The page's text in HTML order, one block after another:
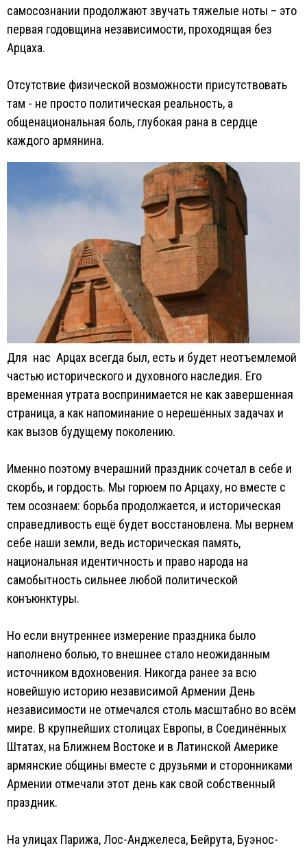
самосознании продолжают звучать тяжелые ноты – это
первая годовщина независимости, проходящая без
Арцаха.
Отсутствие физической возможности присутствовать
там - не просто политическая реальность, а
общенациональная боль, глубокая рана в сердце
каждого армянина.
Для нас Арцах всегда был, есть и будет неотъемлемой
частью исторического и духовного наследия. Его
временная утрата воспринимается не как завершенная
страница, а как напоминание о нерешённых задачах и
как вызов будущему поколению.
Именно поэтому вчерашний праздник сочетал в себе и
скорбь, и гордость. Мы горюем по Арцаху, но вместе с
тем осознаем: борьба продолжается, и историческая
справедливость ещё будет восстановлена. Мы вернем
себе наши земли, ведь историческая память,
национальная идентичность и право народа на
самобытность сильнее любой политической
конъюнктуры.
Но если внутреннее измерение праздника было
наполнено болью, то внешнее стало неожиданным
источником вдохновения. Никогда ранее за всю
новейшую историю независимой Армении День
независимости не отмечался столь масштабно во всём
мире. В крупнейших столицах Европы, в Соединённых
Штатах, на Ближнем Востоке и в Латинской Америке
армянские общины вместе с друзьями и сторонниками
Армении отмечали этот день как свой собственный
праздник.
На улицах Парижа, Лос-Анджелеса, Бейрута, Буэнос-